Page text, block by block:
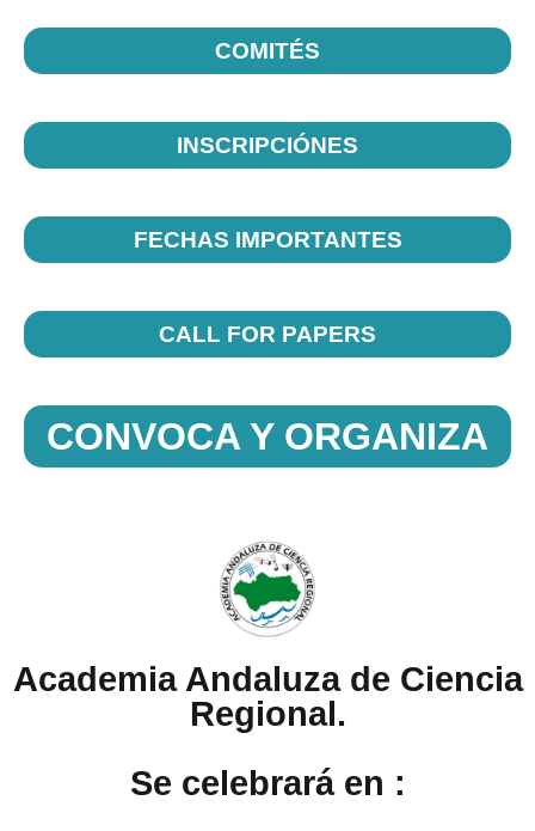
COMITÉS
INSCRIPCIÓNES
FECHAS IMPORTANTES
CALL FOR PAPERS
CONVOCA Y ORGANIZA
Academia Andaluza de Ciencia
Regional.
Se celebrará en :